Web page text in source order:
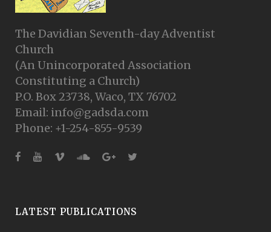
The Davidian Seventh-day Adventist
Church
(An Unincorporated Association
Constituting a Church)
P.O. Box 23738, Waco, TX 76702
Email: info@gadsda.com
Phone: +1-254-855-9539
LATEST PUBLICATIONS